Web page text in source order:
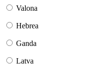
Valona
Hebrea
Ganda
Latva